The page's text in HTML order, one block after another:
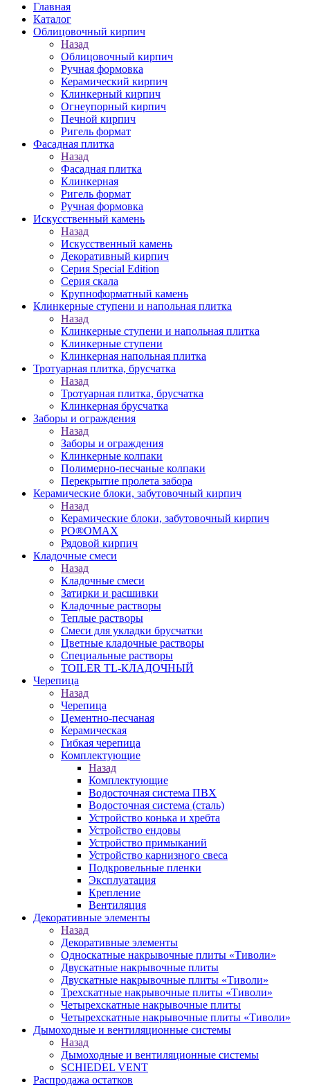
Главная
Каталог
Облицовочный кирпич
Назад
Облицовочный кирпич
Ручная формовка
Керамический кирпич
Клинкерный кирпич
Огнеупорный кирпич
Печной кирпич
Ригель формат
Фасадная плитка
Назад
Фасадная плитка
Клинкерная
Ригель формат
Ручная формовка
Искусственный камень
Назад
Искусственный камень
Декоративный кирпич
Серия Special Edition
Серия скала
Крупноформатный камень
Клинкерные ступени и напольная плитка
Назад
Клинкерные ступени и напольная плитка
Клинкерные ступени
Клинкерная напольная плитка
Тротуарная плитка, брусчатка
Назад
Тротуарная плитка, брусчатка
Клинкерная брусчатка
Заборы и ограждения
Назад
Заборы и ограждения
Клинкерные колпаки
Полимерно-песчаные колпаки
Перекрытие пролета забора
Керамические блоки, забутовочный кирпич
Назад
Керамические блоки, забутовочный кирпич
PO®OMAX
Рядовой кирпич
Кладочные смеси
Назад
Кладочные смеси
Затирки и расшивки
Кладочные растворы
Теплые растворы
Смеси для укладки брусчатки
Цветные кладочные растворы
Специальные растворы
TOILER TL-КЛАДОЧНЫЙ
Черепица
Назад
Черепица
Цементно-песчаная
Керамическая
Гибкая черепица
Комплектующие
Назад
Комплектующие
Водосточная система ПВХ
Водосточная система (сталь)
Устройство конька и хребта
Устройство ендовы
Устройство примыканий
Устройство карнизного свеса
Подкровельные пленки
Эксплуатация
Крепление
Вентиляция
Декоративные элементы
Назад
Декоративные элементы
Односкатные накрывочные плиты «Тиволи»
Двускатные накрывочные плиты
Двускатные накрывочные плиты «Тиволи»
Трехскатные накрывочные плиты «Тиволи»
Четырехскатные накрывочные плиты
Четырехскатные накрывочные плиты «Тиволи»
Дымоходные и вентиляционные системы
Назад
Дымоходные и вентиляционные системы
SCHIEDEL VENT
Распродажа остатков